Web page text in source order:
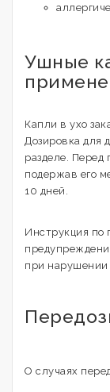
Ушные
Капли в ухо
Дозировка для
разделе. Перед
подержав его
10 дней.
Инструкция по
при нарушении
О случаях